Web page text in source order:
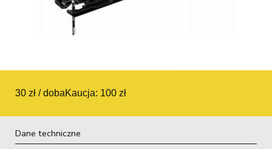
30 zł / dobaKaucja: 100 zł
Dane techniczne